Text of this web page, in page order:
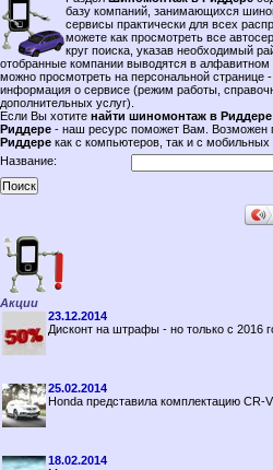
базу компаний, занимающихся
сервисы практически для всех
можете как просмотреть все
круг поиска, указав необходимый
отобранные компании выводятся в алфавитном
можно просмотреть на персональной странице
информация о сервисе (режим работы,
дополнительных услуг).
Если Вы хотите найти шиномонтаж в Риддере
Риддере - наш ресурс поможет Вам. Возможен
Риддере как с компьютеров, так и с мобильных
Название:
Акции
23.12.2014
Дисконт на штрафы - но только с 2016
25.02.2014
Honda представила комплектацию CR-
18.02.2014